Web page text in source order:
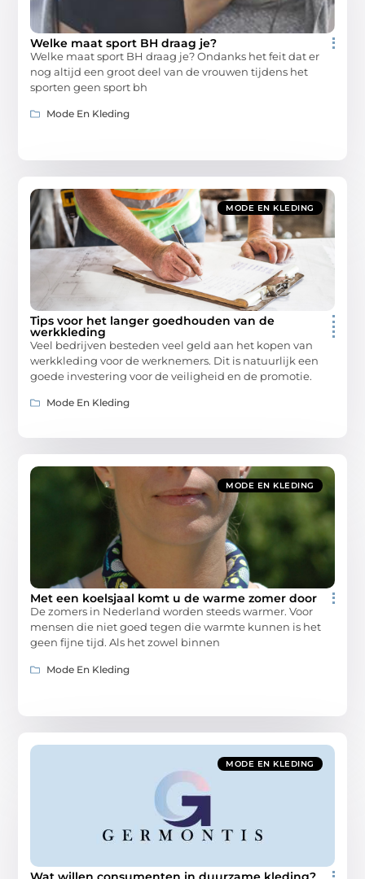
Welke maat sport BH draag je?
Welke maat sport BH draag je? Ondanks het feit dat er
nog altijd een groot deel van de vrouwen tijdens het
sporten geen sport bh
Mode En Kleding
MODE EN KLEDING
Tips voor het langer goedhouden van de
werkkleding
Veel bedrijven besteden veel geld aan het kopen van
werkkleding voor de werknemers. Dit is natuurlijk een
goede investering voor de veiligheid en de promotie.
Mode En Kleding
MODE EN KLEDING
Met een koelsjaal komt u de warme zomer door
De zomers in Nederland worden steeds warmer. Voor
mensen die niet goed tegen die warmte kunnen is het
geen fijne tijd. Als het zowel binnen
Mode En Kleding
MODE EN KLEDING